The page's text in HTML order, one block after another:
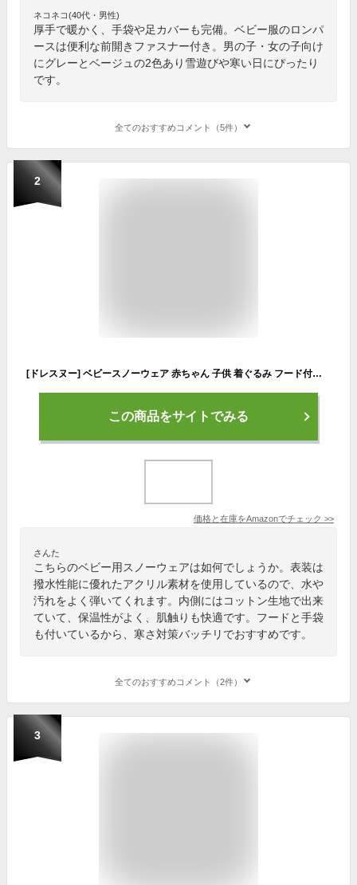
ネコネコ(40代・男性)
厚手で暖かく、手袋や足カバーも完備。ベビー服のロンパ
ースは便利な前開きファスナー付き。男の子・女の子向け
にグレーとベージュの2色あり雪遊びや寒い日にぴったり
です。
全てのおすすめコメント（5件）
2
[ドレスヌー] ベビースノーウェア 赤ちゃん 子供 着ぐるみ フード付き 手袋付き 全身保温 防寒 防風 女の子 男の子 ネイビー+レッド 90cm
この商品をサイトでみる
価格と在庫をAmazonでチェック >>
さんた
こちらのベビー用スノーウェアは如何でしょうか。表装は
撥水性能に優れたアクリル素材を使用しているので、水や
汚れをよく弾いてくれます。内側にはコットン生地で出来
ていて、保温性がよく、肌触りも快適です。フードと手袋
も付いているから、寒さ対策バッチリでおすすめです。
全てのおすすめコメント（2件）
3